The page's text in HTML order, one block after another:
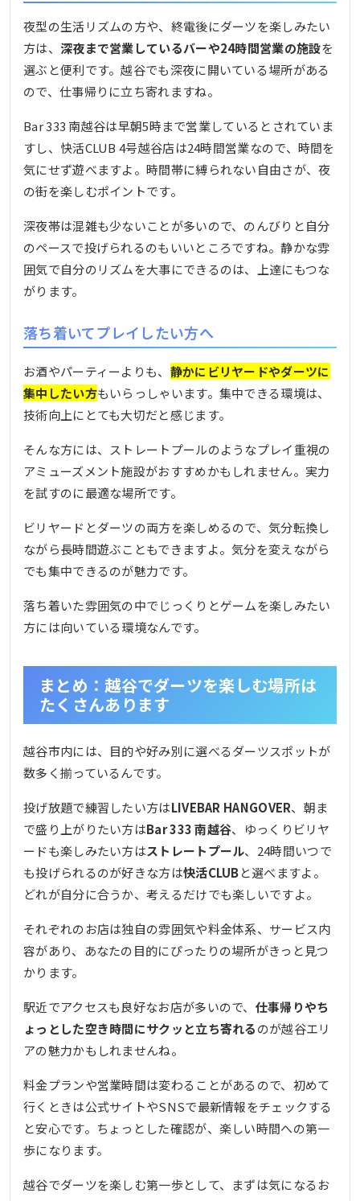
夜型の生活リズムの方や、終電後にダーツを楽しみたい
方は、 深夜まで営業しているバーや24時間営業の施設を
選ぶと便利です。越谷でも深夜に開いている場所がある
ので、仕事帰りに立ち寄れますね。
Bar 333 南越谷は早朝5時まで営業しているとされていま
すし、快活CLUB 4号越谷店は24時間営業なので、時間を
気にせず遊べますよ。時間帯に縛られない自由さが、夜
の街を楽しむポイントです。
深夜帯は混雑も少ないことが多いので、のんびりと自分
のペースで投げられるのもいいところですね。静かな雰
囲気で自分のリズムを大事にできるのは、上達にもつな
がります。
落ち着いてプレイしたい方へ
お酒やパーティーよりも、 静かにビリヤードやダーツに
集中したい方もいらっしゃいます。集中できる環境は、
技術向上にとても大切だと感じます。
そんな方には、ストレートプールのようなプレイ重視の
アミューズメント施設がおすすめかもしれません。実力
を試すのに最適な場所です。
ビリヤードとダーツの両方を楽しめるので、気分転換し
ながら長時間遊ぶこともできますよ。気分を変えながら
でも集中できるのが魅力です。
落ち着いた雰囲気の中でじっくりとゲームを楽しみたい
方には向いている環境なんです。
まとめ：越谷でダーツを楽しむ場所は
たくさんあります
越谷市内には、目的や好み別に選べるダーツスポットが
数多く揃っているんです。
投げ放題で練習したい方はLIVEBAR HANGOVER、朝ま
で盛り上がりたい方はBar 333 南越谷、ゆっくりビリヤ
ードも楽しみたい方はストレートプール、24時間いつで
も投げられるのが好きな方は快活CLUBと選べますよ。
どれが自分に合うか、考えるだけでも楽しいですよ。
それぞれのお店は独自の雰囲気や料金体系、サービス内
容があり、あなたの目的にぴったりの場所がきっと見つ
かります。
駅近でアクセスも良好なお店が多いので、 仕事帰りやち
ょっとした空き時間にサクッと立ち寄れるのが越谷エリ
アの魅力かもしれませんね。
料金プランや営業時間は変わることがあるので、初めて
行くときは公式サイトやSNSで最新情報をチェックする
と安心です。ちょっとした確認が、楽しい時間への第一
歩になります。
越谷でダーツを楽しむ第一歩として、まずは気になるお